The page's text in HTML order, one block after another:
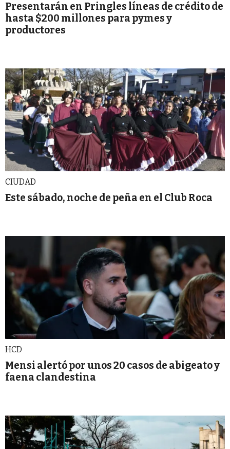
Presentarán en Pringles líneas de crédito de
hasta $200 millones para pymes y
productores
CIUDAD
Este sábado, noche de peña en el Club Roca
HCD
Mensi alertó por unos 20 casos de abigeato y
faena clandestina